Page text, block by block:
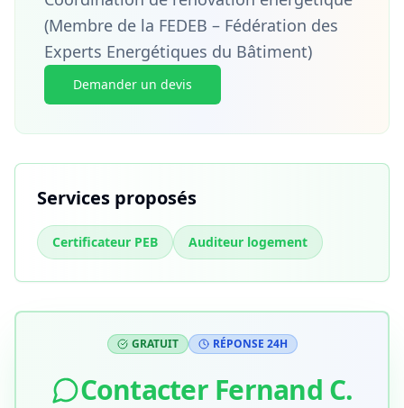
(Membre de la FEDEB – Fédération des
Experts Energétiques du Bâtiment)
Demander un devis
Services proposés
Certificateur PEB Auditeur logement
GRATUIT RÉPONSE 24H
Contacter Fernand C.